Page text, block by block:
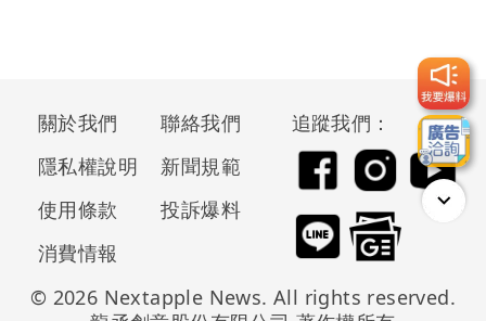
關於我們
聯絡我們
隱私權說明
新聞規範
使用條款
投訴爆料
消費情報
追蹤我們：
© 2026 Nextapple News. All rights reserved.